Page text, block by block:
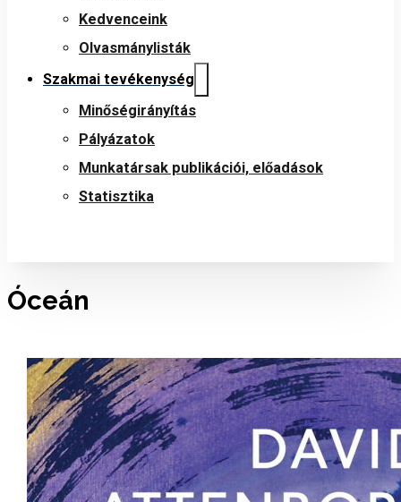
Kedvenceink
Olvasmánylisták
Szakmai tevékenység
Minőségirányítás
Pályázatok
Munkatársak publikációi, előadások
Statisztika
Óceán